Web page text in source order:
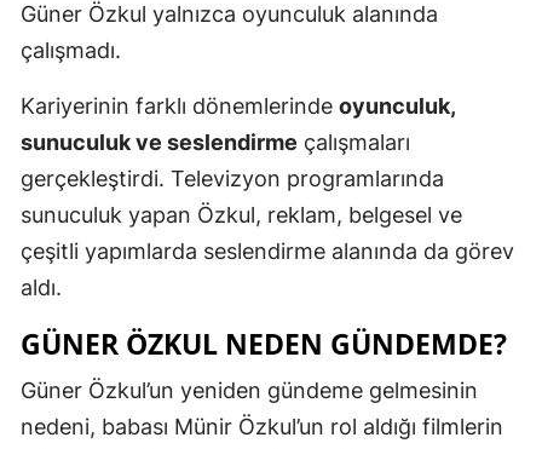
Güner Özkul yalnızca oyunculuk alanında
çalışmadı.
Kariyerinin farklı dönemlerinde oyunculuk,
sunuculuk ve seslendirme çalışmaları
gerçekleştirdi. Televizyon programlarında
sunuculuk yapan Özkul, reklam, belgesel ve
çeşitli yapımlarda seslendirme alanında da görev
aldı.
GÜNER ÖZKUL NEDEN GÜNDEMDE?
Güner Özkul’un yeniden gündeme gelmesinin
nedeni, babası Münir Özkul’un rol aldığı filmlerin